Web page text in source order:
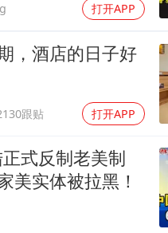
打开APP
，酒店的日子好
跟贴 打开APP
式反制老美制
美实体被拉黑！